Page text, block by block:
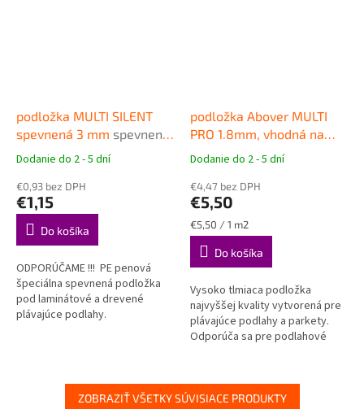
podložka MULTI SILENT
spevnená 3 mm spevnená
podložka pod plávajúce
Priemerné
produktu
je
4,7
hviezdičiek.
Dodanie do 2 - 5 dní
€0,93 bez DPH
€1,15
Do košíka
ODPORÚČAME !!! PE penová
špeciálna spevnená podložka
pod laminátové a drevené
plávajúce podlahy.
podložka Abover MULTI
PRO 1.8mm, vhodná na
podlahové vykurovanie
pod plávajúce podlahy
Priemerné
produktu
je
5,0
z
hviezdičiek.
Dodanie do 2 - 5 dní
€4,47 bez DPH
€5,50
Jednotková
cena:
€5,50 / 1 m2
Do košíka
Vysoko tlmiaca podložka
najvyššej kvality vytvorená pre
plávajúce podlahy a parkety.
Odporúča sa pre podlahové
ZOBRAZIŤ VŠETKY SÚVISIACE PRODUKTY